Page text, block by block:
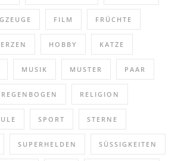
FILM FRÜCHTE
HOBBY KATZE
MUSIK MUSTER PAAR
REGENBOGEN RELIGION
SPORT STERNE
SUPERHELDEN SÜSSIGKEITEN